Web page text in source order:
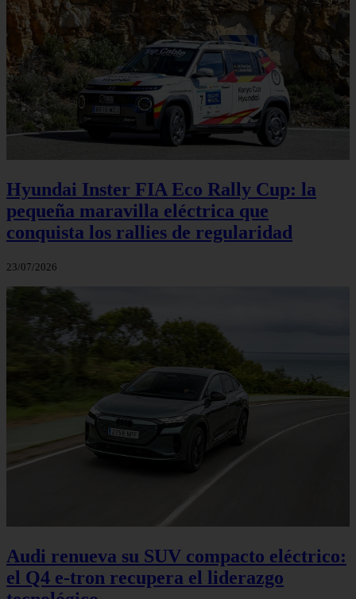
Hyundai Inster FIA Eco Rally Cup: la
pequeña maravilla eléctrica que
conquista los rallies de regularidad
23/07/2026
Audi renueva su SUV compacto eléctrico:
el Q4 e‑tron recupera el liderazgo